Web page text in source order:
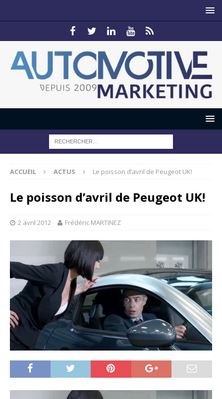
ACCUEIL ACTUS Le poisson d’avril de Peugeot UK!
Le poisson d’avril de Peugeot UK!
2 avril 2012 Frédéric MARTINEZ